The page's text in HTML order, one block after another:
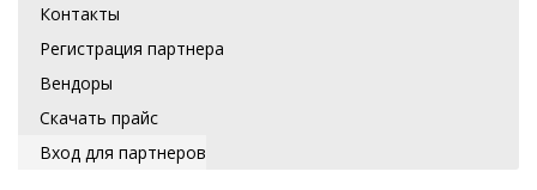
Контакты
Регистрация партнера
Вендоры
Скачать прайс
Вход для партнеров